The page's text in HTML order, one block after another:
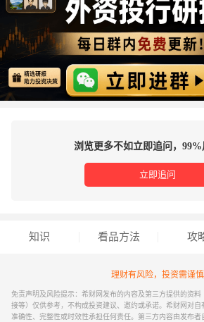
浏览更多不如立即追问，
立即追问
知识 看品方法 攻
理财有风险，投资需谨慎
免责声明及风险提示：希财网发布的内容及第三方提供的资
接等）仅供参考，不构成投资建议、邀约或承诺。希财网对
准确性、完整性或时效性承担任何责任。第三方内容由发布